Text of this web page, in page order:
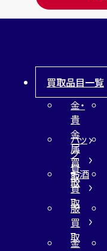
買取品目一覧
金・
貴
金
属
買
取
バッ
グ
買
取
お酒
買
取
服
買
取
金